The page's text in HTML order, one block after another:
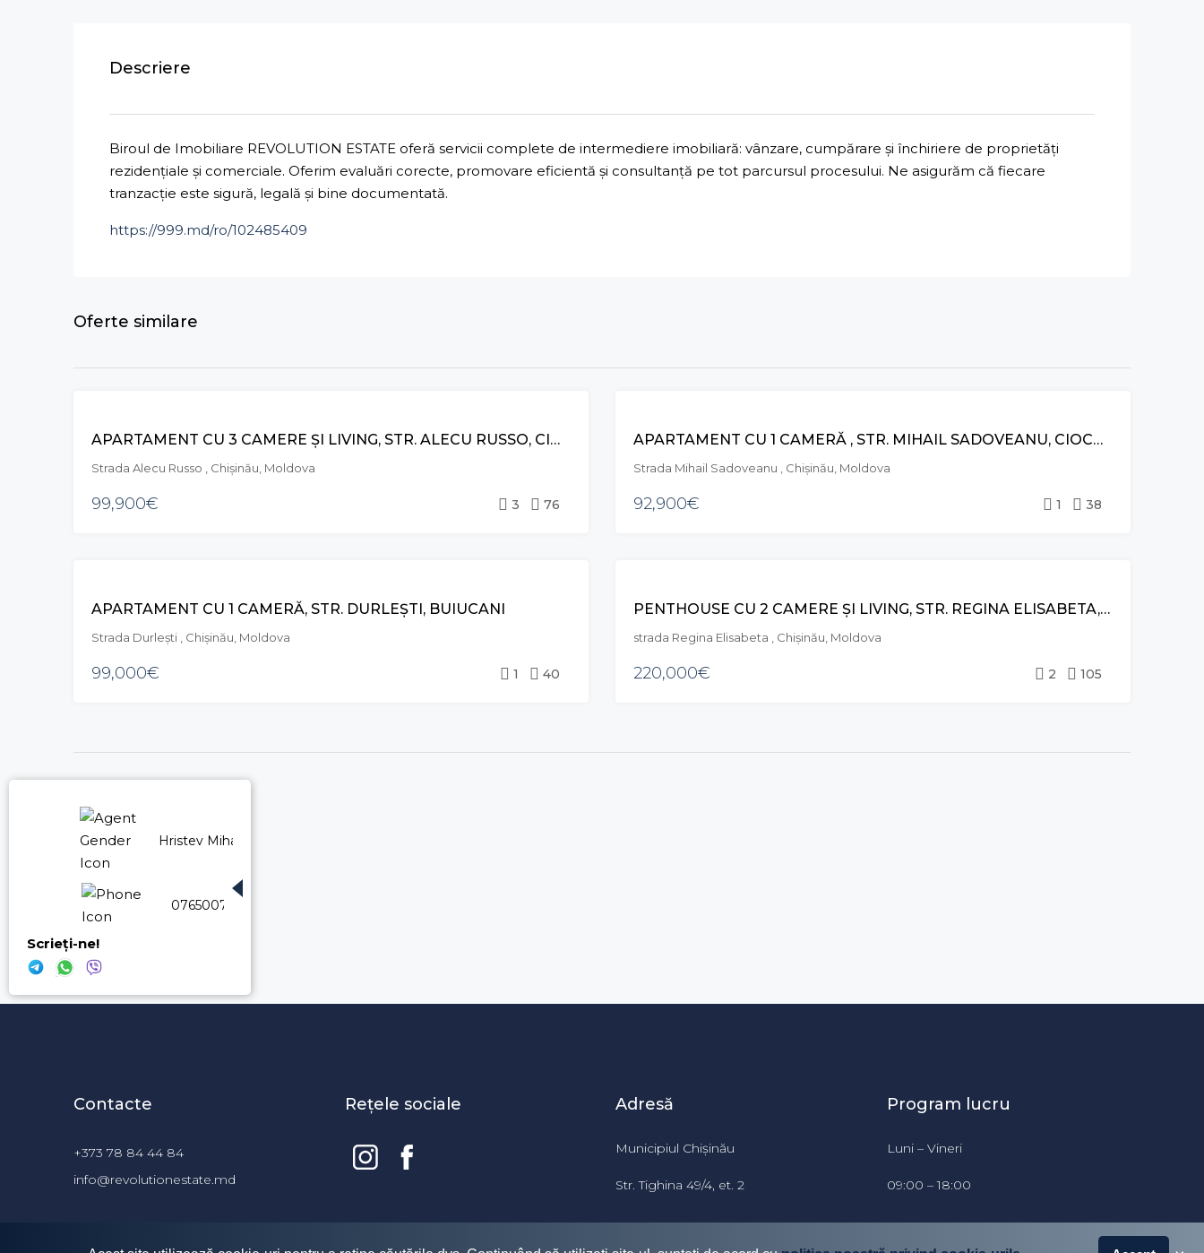
Descriere
Biroul de Imobiliare REVOLUTION ESTATE oferă servicii complete de intermediere imobiliară: vânzare, cumpărare și închiriere de proprietăți
rezidențiale și comerciale. Oferim evaluări corecte, promovare eficientă și consultanță pe tot parcursul procesului. Ne asigurăm că fiecare
tranzacție este sigură, legală și bine documentată.
https://999.md/ro/102485409
Oferte similare
APARTAMENT CU 3 CAMERE ȘI LIVING, STR. ALECU RUSSO, CIOCANA
Strada Alecu Russo , Chișinău, Moldova
99,900€ 3 76
APARTAMENT CU 1 CAMERĂ , STR. MIHAIL SADOVEANU, CIOCANA
Strada Mihail Sadoveanu , Chișinău, Moldova
92,900€ 1 38
APARTAMENT CU 1 CAMERĂ, STR. DURLEȘTI, BUIUCANI
Strada Durleşti , Chișinău, Moldova
99,000€ 1 40
PENTHOUSE CU 2 CAMERE ȘI LIVING, STR. REGINA ELISABETA, DURLEȘTI
strada Regina Elisabeta , Chișinău, Moldova
220,000€ 2 105
Hristev Mihail
076500774
Scrieți-ne!
Contacte
+373 78 84 44 84
info@revolutionestate.md
Rețele sociale Adresă
Municipiul Chișinău
Str. Tighina 49/4, et. 2
Program lucru
Luni – Vineri
09:00 – 18:00